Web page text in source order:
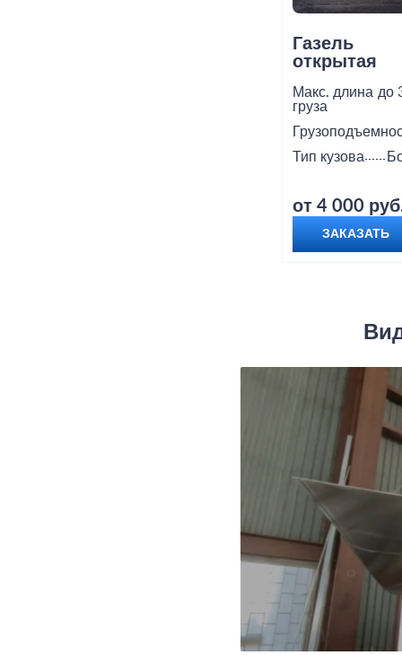
Газель
открытая
Макс. длина
груза
до
Тип кузова
от 4 000
ЗАКАЗАТЬ